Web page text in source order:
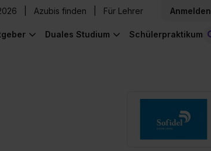
Azubis finden Für Lehrer Anmelden
Duales Studium Schülerpraktikum